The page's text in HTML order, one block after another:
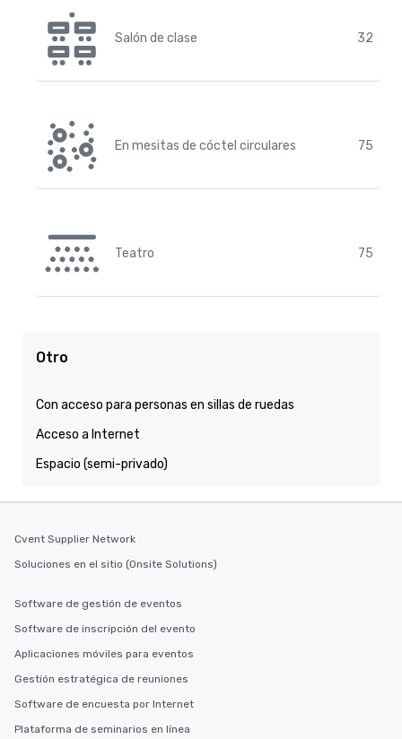
Salón de clase 32
En mesitas de cóctel circulares 75
Teatro 75
Otro
Con acceso para personas en sillas de ruedas
Acceso a Internet
Espacio (semi-privado)
Cvent Supplier Network
Soluciones en el sitio (Onsite Solutions)
Software de gestión de eventos
Software de inscripción del evento
Aplicaciones móviles para eventos
Gestión estratégica de reuniones
Software de encuesta por Internet
Plataforma de seminarios en línea